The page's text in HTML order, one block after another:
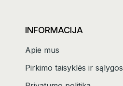
INFORMACIJA
Apie mus
Pirkimo taisyklės ir sąlygos